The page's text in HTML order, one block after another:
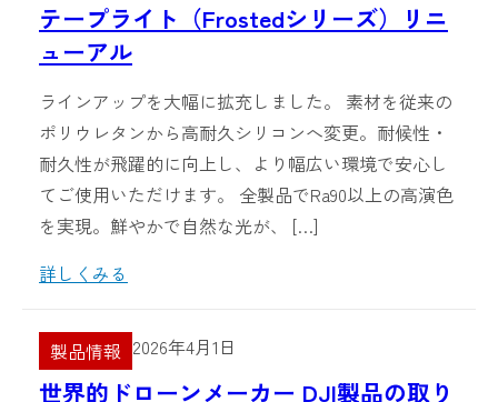
テープライト（Frostedシリーズ）リニ
ューアル
ラインアップを大幅に拡充しました。 素材を従来の
ポリウレタンから高耐久シリコンへ変更。耐候性・
耐久性が飛躍的に向上し、より幅広い環境で安心し
てご使用いただけます。 全製品でRa90以上の高演色
を実現。鮮やかで自然な光が、 […]
詳しくみる
製品情報 2026年4月1日
世界的ドローンメーカー DJI製品の取り